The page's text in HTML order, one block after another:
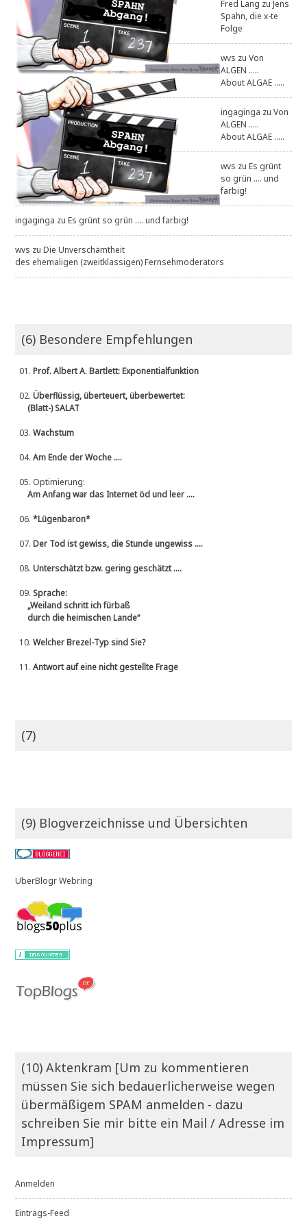
Fred Lang zuJens
Spahn, die x-te
Folge
wvs zuVon
ALGEN .....
About ALGAE .....
ingaginga zuVon
ALGEN .....
About ALGAE .....
wvs zuEs grünt
so grün .... und
farbig!
ingaginga zuEs grünt so grün .... und farbig!
wvs zuDie Unverschämtheit
des ehemaligen (zweitklassigen) Fernsehmoderators
(6) Besondere Empfehlungen
01.Prof. Albert A. Bartlett: Exponentialfunktion
02.Überflüssig, überteuert, überbewertet:
(Blatt-) SALAT
03.Wachstum
04.Am Ende der Woche ....
05. Optimierung:
Am Anfang war das Internet öd und leer ....
06.*Lügenbaron*
07.Der Tod ist gewiss, die Stunde ungewiss ....
08.Unterschätzt bzw. gering geschätzt ....
09.Sprache:
„Weiland schritt ich fürbaß
durch die heimischen Lande“
10.Welcher Brezel-Typ sind Sie?
11.Antwort auf eine nicht gestellte Frage
(7)
(9) Blogverzeichnisse und Übersichten
UberBlogr Webring
(10) Aktenkram [Um zu kommentieren
müssen Sie sich bedauerlicherweise wegen
übermäßigem SPAM anmelden - dazu
schreiben Sie mir bitte ein Mail / Adresse im
Impressum]
Anmelden
Eintrags-Feed